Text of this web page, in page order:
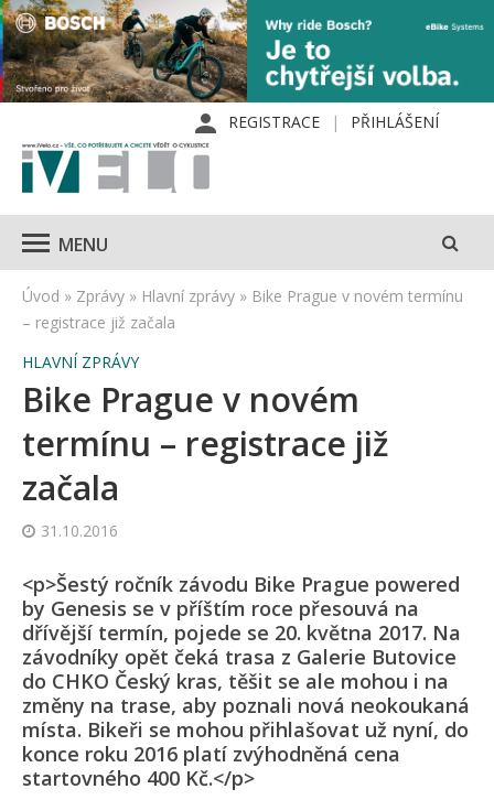
REGISTRACE PŘIHLÁŠENÍ
MENU
Úvod » Zprávy » Hlavní zprávy » Bike Prague v novém termínu
– registrace již začala
HLAVNÍ ZPRÁVY
Bike Prague v novém
termínu – registrace již
začala
31.10.2016
<p>Šestý ročník závodu Bike Prague powered
by Genesis se v příštím roce přesouvá na
dřívější termín, pojede se 20. května 2017. Na
závodníky opět čeká trasa z Galerie Butovice
do CHKO Český kras, těšit se ale mohou i na
změny na trase, aby poznali nová neokoukaná
místa. Bikeři se mohou přihlašovat už nyní, do
konce roku 2016 platí zvýhodněná cena
startovného 400 Kč.</p>